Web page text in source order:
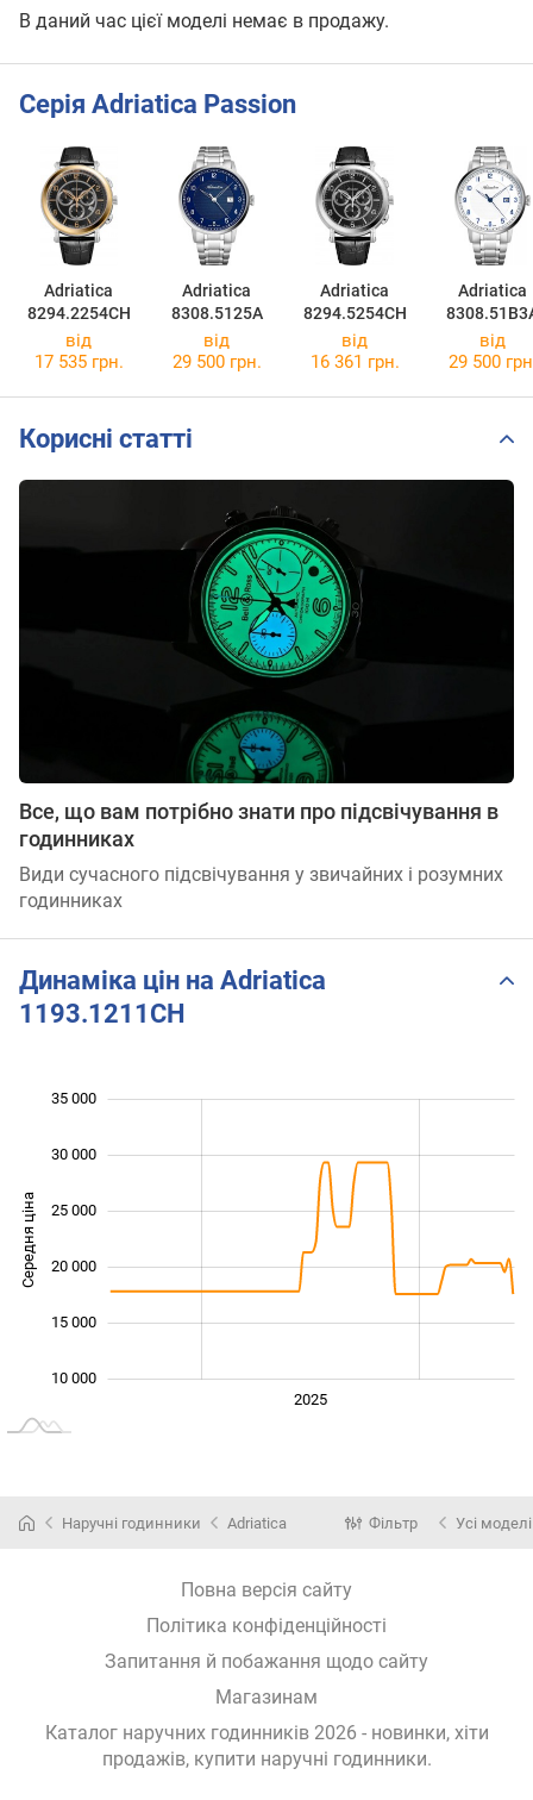
В даний час цієї моделі немає в продажу.
Серія Adriatica Passion
Adriatica
8294.2254CH
Adriatica
8308.5125A
Adriatica
8294.5254CH
Adriatica
від
17 535 грн.
від
29 500 грн.
від
16 361 грн.
від
29 500
Корисні статті
Все, що вам потрібно знати про підсвічування в
годинниках
Види сучасного підсвічування у звичайних і розумних
годинниках
Динаміка цін на Adriatica
1193.1211CH
Середня ціна
10 000
15 000
20 000
25 000
30 000
35 000
2025
Наручні годинники Adriatica Фільтр Усі моделі
Повна версія сайту
Політика конфіденційності
Запитання й побажання щодо сайту
Магазинам
Каталог наручних годинників 2026 - новинки, хіти
продажів, купити наручні годинники.